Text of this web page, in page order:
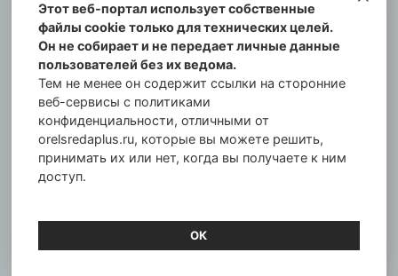
© Информационный городской портал
Орловская cреда-плюс, 2021-2026
Свидетельство о регистрации СМИ: ПИ №57-
00254 от 29 октября 2013 г.
Газета зарегистрирована Управлением
Федеральной службы по надзору в сфере связи,
информационных технологий и массовых
коммуникаций по Орловской области.
Главный редактор: Татьяна Филёва
Этот веб-портал использует собственные
файлы cookie только для технических целей.
Он не собирает и не передает личные данные
пользователей без их ведома.
Тем не менее он содержит ссылки на сторонние
веб-сервисы с политиками
конфиденциальности, отличными от
orelsredaplus.ru, которые вы можете решить,
принимать их или нет, когда вы получаете к ним
доступ.
ОК